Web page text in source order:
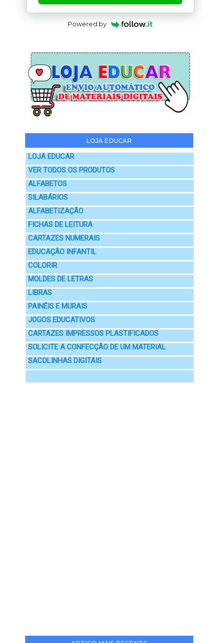
Powered by
LOJA EDUCAR
LOJA EDUCAR
VER TODOS OS PRODUTOS
ALFABETOS
SILABÁRIOS
ALFABETIZAÇÃO
FICHAS DE LEITURA
CARTAZES NUMERAIS
EDUCAÇÃO INFANTIL
COLORIR
MOLDES DE LETRAS
LIBRAS
PAINÉIS E MURAIS
JOGOS EDUCATIVOS
CARTAZES IMPRESSOS PLASTIFICADOS
SOLICITE A CONFECÇÃO DE UM MATERIAL
SACOLINHAS DIGITAIS